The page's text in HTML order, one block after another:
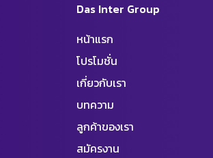
Das Inter Group
หน้าแรก
โปรโมชั่น
เกี่ยวกับเรา
บทความ
ลูกค้าของเรา
สมัครงาน